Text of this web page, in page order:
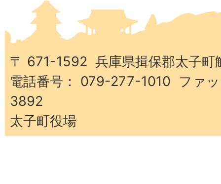
子
町
〒 671-1592 兵庫県揖保郡太子町
電話番号： 079-277-1010 ファ
3892
太子町役場